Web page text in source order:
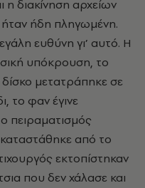
διακίνηση αρχείων
ήδη πληγωμένη.
ευθύνη γι’ αυτό. H
υπόκρουση, το
μετατράπηκε σε
το φαν έγινε
πειραματισμός
από το
εκτοπίστηκαν
που δεν χάλασε και